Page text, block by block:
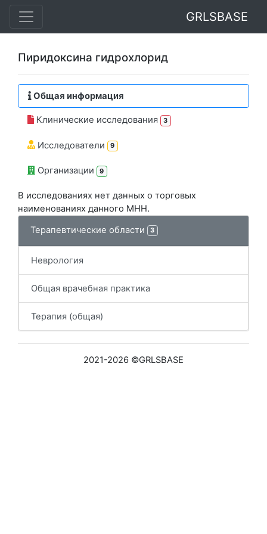
GRLSBASE
Пиридоксина гидрохлорид
Общая информация
Клинические исследования 3
Исследователи 9
Организации 9
В исследованиях нет данных о торговых
наименованиях данного МНН.
Терапевтические области
3
Неврология
Общая врачебная практика
Терапия (общая)
2021-2026 ©GRLSBASE